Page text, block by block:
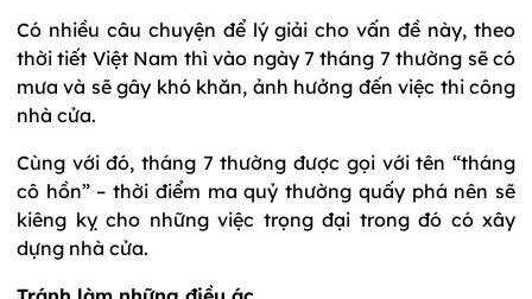
Có nhiều câu chuyện để lý giải cho vấn đề này, theo
thời tiết Việt Nam thì vào ngày 7 tháng 7 thường sẽ có
mưa và sẽ gây khó khăn, ảnh hưởng đến việc thi công
nhà cửa.
Cùng với đó, tháng 7 thường được gọi với tên “tháng
cô hồn” – thời điểm ma quỷ thường quấy phá nên sẽ
kiêng kỵ cho những việc trọng đại trong đó có xây
dựng nhà cửa.